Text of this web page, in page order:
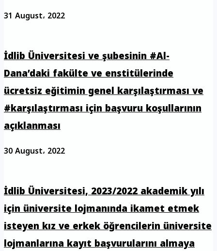
31 August، 2022
İdlib Üniversitesi ve şubesinin #Al-
Dana’daki fakülte ve enstitülerinde
ücretsiz eğitimin genel karşılaştırması ve
#karşılaştırması için başvuru koşullarının
açıklanması
30 August، 2022
İdlib Üniversitesi, 2023/2022 akademik yılı
için üniversite lojmanında ikamet etmek
isteyen kız ve erkek öğrencilerin üniversite
lojmanlarına kayıt başvurularını almaya